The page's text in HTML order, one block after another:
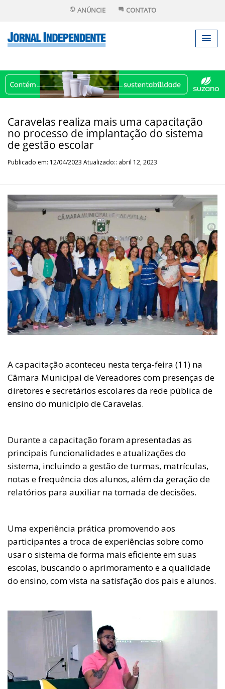
ANÚNCIE CONTATO
Caravelas realiza mais uma capacitação
no processo de implantação do sistema
de gestão escolar
Publicado em: 12/04/2023 Atualizado:: abril 12, 2023
A capacitação aconteceu nesta terça-feira (11) na
Câmara Municipal de Vereadores com presenças de
diretores e secretários escolares da rede pública de
ensino do município de Caravelas.
Durante a capacitação foram apresentadas as
principais funcionalidades e atualizações do
sistema, incluindo a gestão de turmas, matrículas,
notas e frequência dos alunos, além da geração de
relatórios para auxiliar na tomada de decisões.
Uma experiência prática promovendo aos
participantes a troca de experiências sobre como
usar o sistema de forma mais eficiente em suas
escolas, buscando o aprimoramento e a qualidade
do ensino, com vista na satisfação dos pais e alunos.